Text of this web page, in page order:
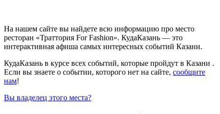
На нашем сайте вы найдете всю информацию про место
ресторан «Траттория For Fashion». КудаКазань — это
интерактивная афиша самых интересных событий Казани.
КудаКазань в курсе всех событий, которые пройдут в Казани .
Если вы знаете о событии, которого нет на сайте, сообщите
нам!
Вы владелец этого места?